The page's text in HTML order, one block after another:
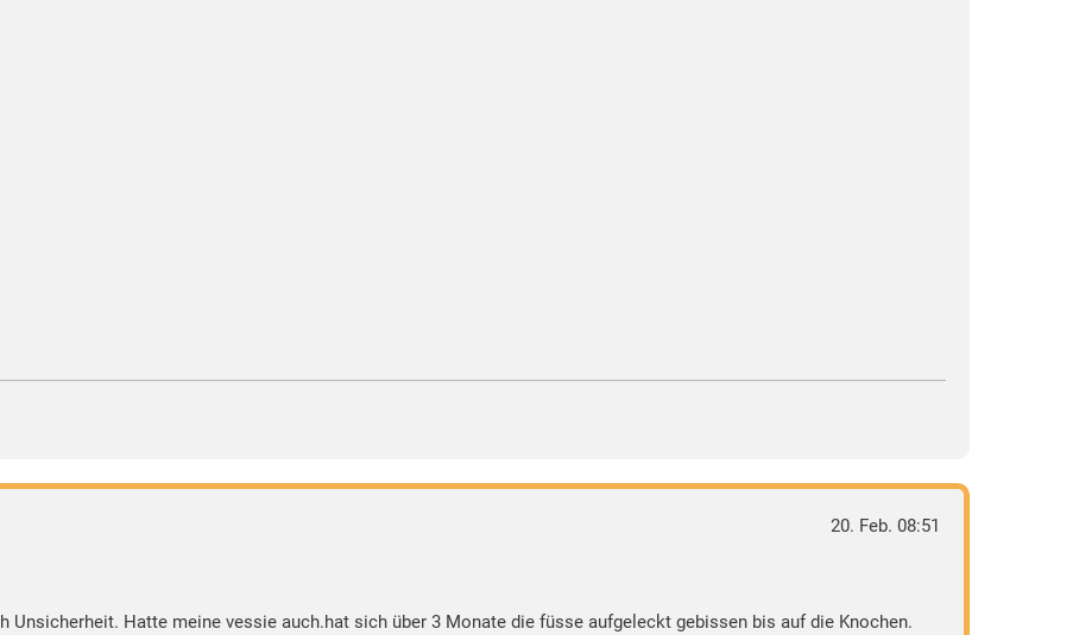
20. Feb. 08:51
Hatte meine vessie auch.hat sich über 3 Monate die füsse aufgeleckt gebissen bis auf die Knochen.